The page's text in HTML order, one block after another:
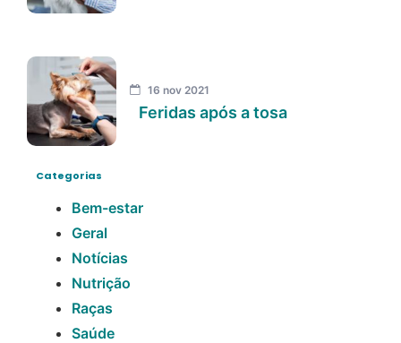
16 nov 2021
Feridas após a tosa
Categorias
Bem-estar
Geral
Notícias
Nutrição
Raças
Saúde